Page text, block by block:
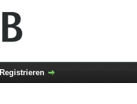
Registrieren